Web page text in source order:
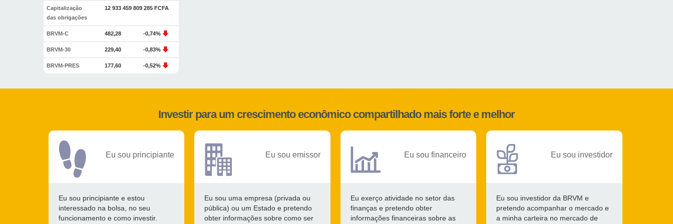
Capitalização
das obrigações
12 933 459 809 285 FCFA
BRVM-C 482,28 -0,74%
BRVM-30 229,40 -0,83%
BRVM-PRES 177,60 -0,52%
Investir para um crescimento econômico compartilhado mais forte e melhor
Eu sou principiante
Eu sou principiante e estou
interessado na bolsa, no seu
funcionamento e como investir.
Eu sou emissor
Eu sou uma empresa (privada ou
pública) ou um Estado e pretendo
obter informações sobre como ser
Eu sou financeiro
Eu exerço atividade no setor das
finanças e pretendo obter
informações financeiras sobre as
Eu sou investidor
Eu sou investidor da BRVM e
pretendo acompanhar o mercado e
a minha carteira no mercado de